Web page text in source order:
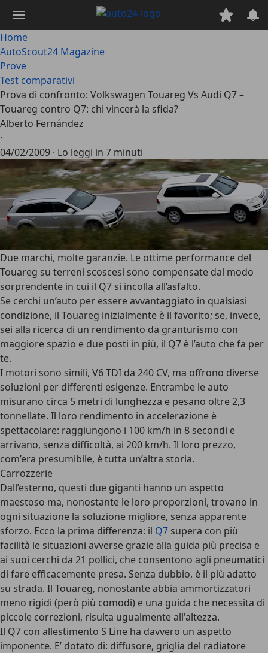
contenuto
principale
Home
AutoScout24 Magazine
Prove
Test comparativi
Prova di confronto: Volkswagen Touareg Vs Audi Q7 –
Touareg contro Q7: chi vincerà la sfida?
Alberto Fernández
·
04/02/2009 · Lo leggi in 7 minuti
Due marchi, molte garanzie. Le ottime performance del
Touareg su terreni scoscesi sono compensate dal modo
sorprendente in cui il Q7 si incolla all’asfalto.
Se cerchi un’auto per essere avvantaggiato in qualsiasi
condizione, il Touareg inizialmente è il favorito; se, invece,
sei alla ricerca di un rendimento da granturismo con
maggiore spazio e due posti in più, il Q7 è l’auto che fa per
te.
I motori sono simili, V6 TDI da 240 CV, ma offrono diverse
soluzioni per differenti esigenze. Entrambe le auto
misurano circa 5 metri di lunghezza e pesano oltre 2,3
tonnellate. Il loro rendimento in accelerazione è
spettacolare: raggiungono i 100 km/h in 8 secondi e
arrivano, senza difficoltà, ai 200 km/h. Il loro prezzo,
com’era presumibile, è tutta un’altra storia.
Carrozzerie
Dall’esterno, questi due giganti hanno un aspetto
maestoso ma, nonostante le loro proporzioni, trovano in
ogni situazione la soluzione migliore, senza apparente
sforzo. Ecco la prima differenza: il Q7 supera con più
facilità le situazioni avverse grazie alla guida più precisa e
ai suoi cerchi da 21 pollici, che consentono agli pneumatici
di fare efficacemente presa. Senza dubbio, è il più adatto
su strada. Il Touareg, nonostante abbia ammortizzatori
meno rigidi (però più comodi) e una guida che necessita di
piccole correzioni, risulta ugualmente all'altezza.
Il Q7 con allestimento S Line ha davvero un aspetto
imponente. E’ dotato di: diffusore, griglia del radiatore